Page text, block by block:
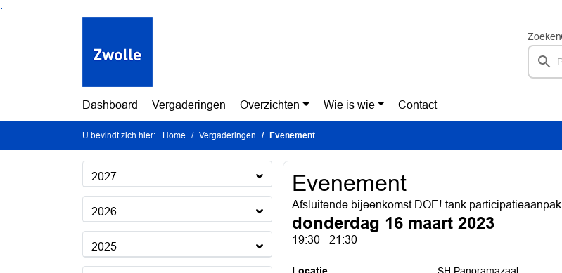
Ga naar de inhoud van deze pagina
Ga naar het zoeken
Ga naar het menu
Zoeken
Dashboard Vergaderingen Overzichten Wie is wie Contact
U bevindt zich hier: Home Vergaderingen Evenement
2027
2026
2025
Evenement
Afsluitende bijeenkomst DOE!-tank participatieaanpak
donderdag 16 maart 2023
19:30 - 21:30